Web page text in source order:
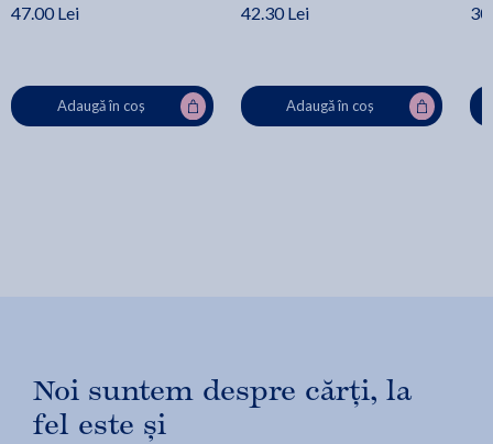
47.00 Lei
Adaugă în coș
42.30 Lei
Adaugă în coș
Noi suntem despre cărți, la
fel este și